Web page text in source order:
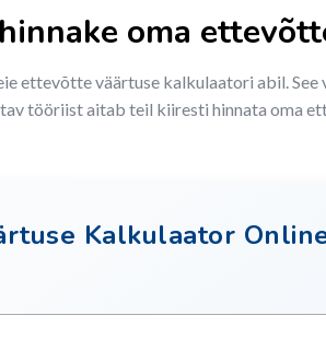
oma
ettevõtte väärtuse kalkulaatori abil. See
tööriist aitab teil kiiresti hinnata oma
Kalkulaator